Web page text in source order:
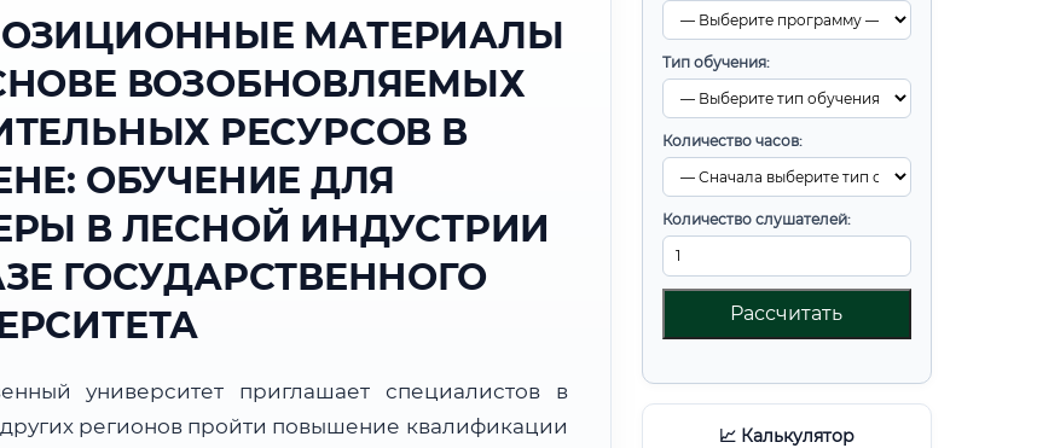
Тип обучения:
Количество часов:
Количество слушателей:
Рассчитать
📈 Калькулятор
МАТЕРИАЛЫ
ВОЗОБНОВЛЯЕМЫХ
РЕСУРСОВ В
ОБУЧЕНИЕ ДЛЯ
В ЛЕСНОЙ ИНДУСТРИИ
ГОСУДАРСТВЕННОГО
университет приглашает специалистов в
регионов пройти повышение квалификации